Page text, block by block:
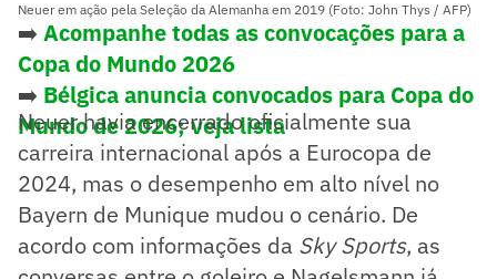
Neuer em ação pela Seleção da Alemanha em 2019 (Foto: John Thys / AFP)
➡️ Acompanhe todas as convocações para a
Copa do Mundo 2026
➡️ Bélgica anuncia convocados para Copa do
Mundo de 2026; veja lista
Neuer havia encerrado oficialmente sua
carreira internacional após a Eurocopa de
2024, mas o desempenho em alto nível no
Bayern de Munique mudou o cenário. De
acordo com informações da Sky Sports, as